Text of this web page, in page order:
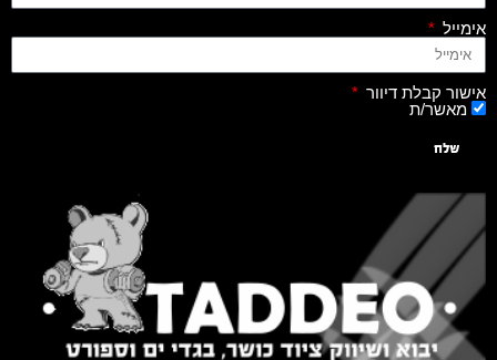
אימייל
אישור קבלת דיוור
מאשר/ת
שלח